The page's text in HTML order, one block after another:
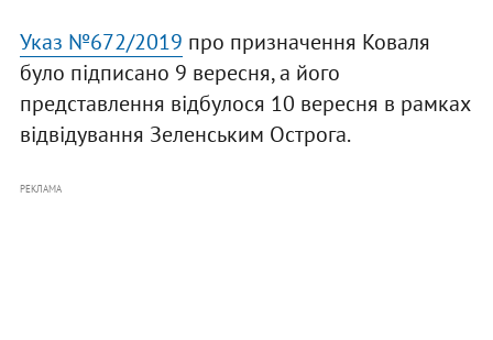
Указ №672/2019 про призначення Коваля
було підписано 9 вересня, а його
представлення відбулося 10 вересня в рамках
відвідування Зеленським Острога.
РЕКЛАМА